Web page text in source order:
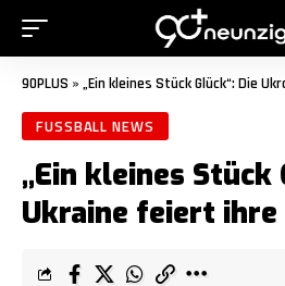
90PLUS » „Ein kleines Stück Glück“: Die
FUSSBALL NEWS
„Ein kleines Stück
Ukraine feiert ihre